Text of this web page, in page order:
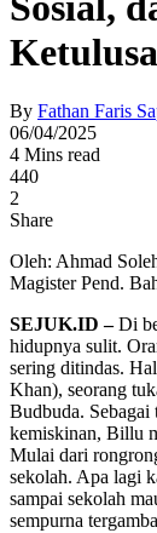
By Fathan Faris
06/04/2025
4 Mins read
440
2
Share
Oleh: Ahmad
Magister Pend.
SEJUK.ID –Di
hidupnya sulit.
sering ditindas.
Khan), seorang
Budbuda.
kemiskinan, Billu
Mulai dari
sekolah. Apa lagi
sampai sekolah
sempurna